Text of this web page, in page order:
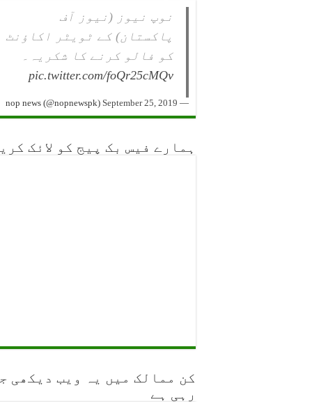
نوپ نیوز (نیوز آف
پاکستان) کے ٹویٹر اکاؤنٹ
کو فالو کرنے کا شکریہ۔
pic.twitter.com/foQr25cMQv
— nop news (@nopnewspk)
September 25, 2019
ہمارے فیس بک پیج کو لائک
کن ممالک میں یہ ویب دیکھی
رہی ہے